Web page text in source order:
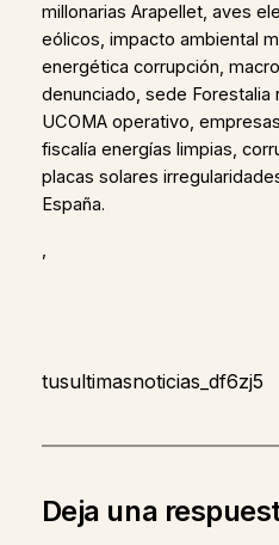
millonarias Arapellet, aves
eólicos, impacto ambiental
energética corrupción,
denunciado, sede Forestalia
UCOMA operativo,
fiscalía energías limpias,
placas solares
España.
,
tusultimasnoticias_df6zj5
Deja una